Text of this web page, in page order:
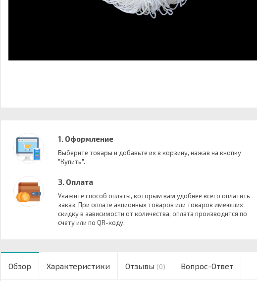
1. Оформление
Выберите товары и добавьте их в корзину, нажав на кнопку
"Купить".
3. Оплата
Укажите способ оплаты, которым вам удобнее всего оплатить
заказ. При оплате акционных товаров или товаров имеющих
скидку в зависимости от количества, оплата производится по
счету или по QR-коду.
Обзор Характеристики Отзывы (0) Вопрос-Ответ